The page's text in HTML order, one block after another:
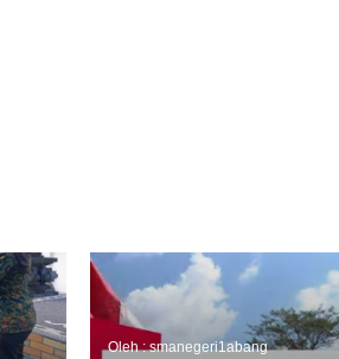
Oleh : smanegeri1abang